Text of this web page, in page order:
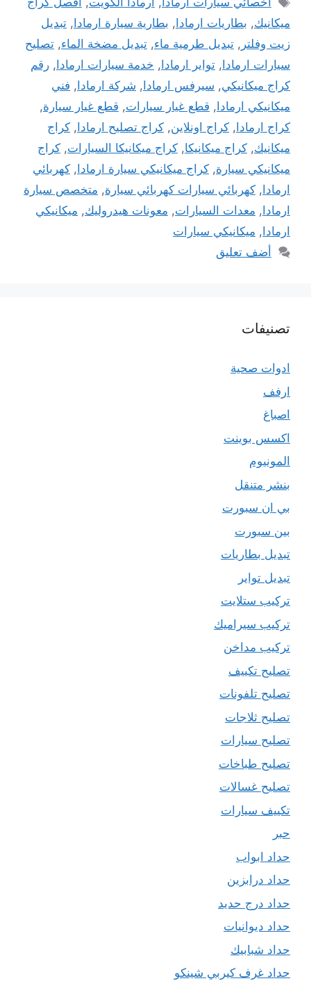
ميكانيك, بطاريات ارمادا , بطارية سيارة ارمادا , تبديل
زيت وفلتر , تبديل طرمية ماء, تبديل مضخة الماء, تصليح
سيارات ارمادا , تواير ارمادا , خدمة سيارات ارمادا , رقم
كراج ميكانيكي, سيرفس ارمادا , شركة ارمادا , فني
ميكانيكي ارمادا , قطع غيار سيارات, قطع غيار سيارة,
كراج ارمادا , كراج اونلاين, كراج تصليح ارمادا , كراج
ميكانيك, كراج ميكانيكا, كراج ميكانيكا السيارات, كراج
ميكانيكي سيارة, كراج ميكانيكي سيارة ارمادا , كهربائي
ارمادا , كهربائي سيارات كهربائي سيارة, متخصص سيارة
ارمادا , معدات السيارات, معونات هيدروليك, ميكانيكي
ارمادا , ميكانيكي سيارات
أضف تعليق
تصنيفات
ادوات صحية
ارفف
اصباغ
اكسس بوينت
المونيوم
بنشر متنقل
بي ان سبورت
بين سبورت
تبديل بطاريات
تبديل تواير
تركيب ستلايت
تركيب سيراميك
تركيب مداخن
تصليح تكييف
تصليح تلفونات
تصليح ثلاجات
تصليح سيارات
تصليح طباخات
تصليح غسالات
تكييف سيارات
حبر
حداد ابواب
حداد درابزين
حداد درج حديد
حداد ديوانيات
حداد شبابيك
حداد غرف كيربي شينكو